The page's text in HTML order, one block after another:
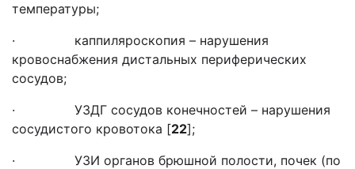
температуры;
· каппиляроскопия – нарушения
кровоснабжения дистальных периферических
сосудов;
· УЗДГ сосудов конечностей – нарушения
сосудистого кровотока [22];
· УЗИ органов брюшной полости, почек (по